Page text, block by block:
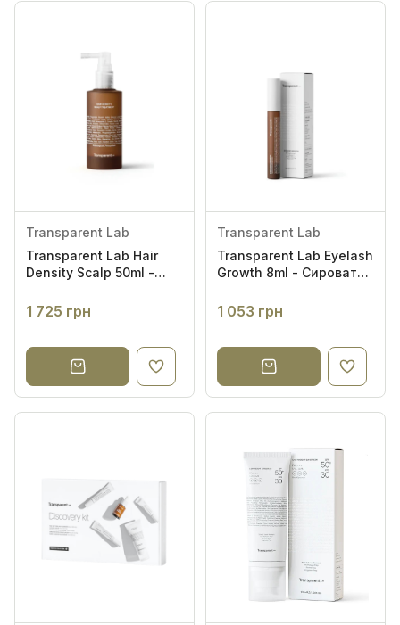
Transparent Lab
Transparent Lab Hair
Density Scalp 50ml -
волосся
1 725 грн
Transparent Lab
Transparent Lab Eyelash
Growth 8ml - Сироватка
1 053 грн